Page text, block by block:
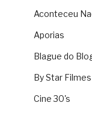
Aconteceu
Aporias
Blague do
By Star Filmes
Cine 30's